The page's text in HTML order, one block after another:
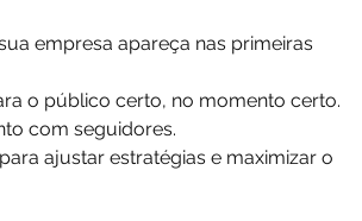
empresa apareça nas primeiras
o público certo, no momento certo.
com seguidores.
ajustar estratégias e maximizar o